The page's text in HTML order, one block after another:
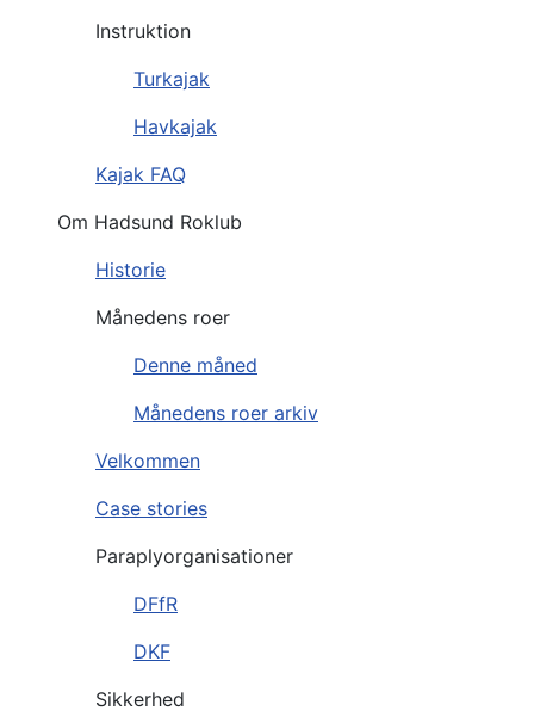
Instruktion
Turkajak
Havkajak
Kajak FAQ
Om Hadsund Roklub
Historie
Månedens roer
Denne måned
Månedens roer arkiv
Velkommen
Case stories
Paraplyorganisationer
DFfR
DKF
Sikkerhed